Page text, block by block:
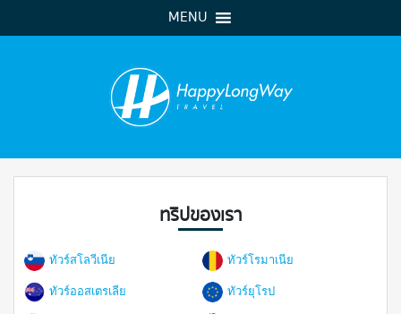
MENU
ทริปของเรา
ทัวร์สโลวีเนีย ทัวร์โรมาเนีย
ทัวร์ออสเตรเลีย ทัวร์ยุโรป